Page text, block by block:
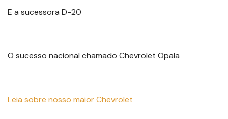
E a sucessora D-20
O sucesso nacional chamado Chevrolet Opala
Leia sobre nosso maiorChevrolet